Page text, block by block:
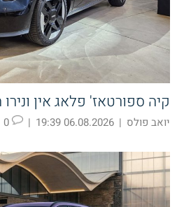
קיה ספורטאז' פלאג אין ונירו
יואב פולס |
06.08.2026 19:39
|